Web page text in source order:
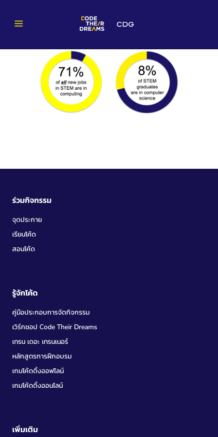
ร่วมกิจกรรม
จุดประกาย
เรียนโค้ด
สอนโค้ด
รู้จักโค้ด
คู่มือประกอบการจัดกิจกรรม
เวิร์กชอป Code Their Dreams
เทรน เดอะ เทรนเนอร์
หลักสูตรการฝึกอบรม
เกมโค้ดดิ้งออฟไลน์
เกมโค้ดดิ้งออนไลน์
เพิ่มเติม